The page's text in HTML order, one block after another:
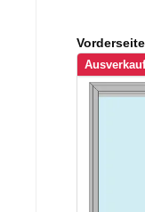
Vorderseite